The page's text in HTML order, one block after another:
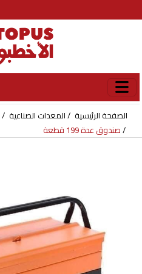
الصفحة الرئيسية المعدات الصناعية
صندوق عدة 199 قطعة